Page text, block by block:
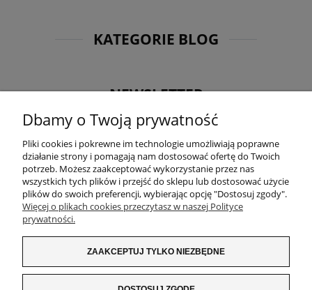
KATEGORIE BLOG
NEWSLETTER
Otrzymuj jako pierwsza informacje o nowościach oraz
promocjach i zgarnij 5% rabatu na kolejne zakupy! Zapisz
się na nasz newsletter:
ZAKUPY
Dbamy o Twoją prywatność
Pliki cookies i pokrewne im technologie umożliwiają poprawne
działanie strony i pomagają nam dostosować ofertę do Twoich
potrzeb. Możesz zaakceptować wykorzystanie przez nas
wszystkich tych plików i przejść do sklepu lub dostosować użycie
plików do swoich preferencji, wybierając opcję "Dostosuj zgody".
Więcej o plikach cookies przeczytasz w naszej Polityce
prywatności.
ZAAKCEPTUJ TYLKO NIEZBĘDNE